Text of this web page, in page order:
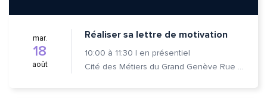
mar.
18
août
Réaliser sa lettre de motivation
10:00 à 11:30 | en présentiel
Cité des Métiers du Grand Genève Rue Prévost-Martin 6 1205 Genève